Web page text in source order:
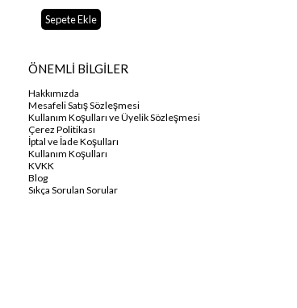
Sepete Ekle
ÖNEMLİ BİLGİLER
Hakkımızda
Mesafeli Satış Sözleşmesi
Kullanım Koşulları ve Üyelik Sözleşmesi
Çerez Politikası
İptal ve İade Koşulları
Kullanım Koşulları
KVKK
Blog
Sıkça Sorulan Sorular